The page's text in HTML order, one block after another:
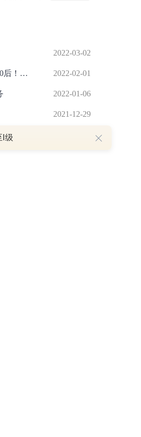
2022-03-02
一张电影票接近150元，易烊千玺将成首位票房过百亿的00后！“史上最贵”春节档下还有哪些新变化？ 2022-02-01
2022-01-06
2021-12-29
级